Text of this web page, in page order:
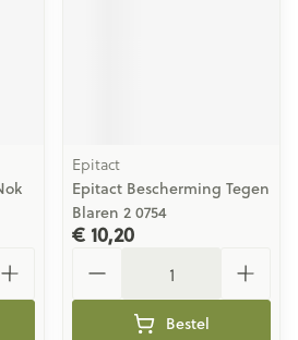
Epitact
Epitact Bescherming Tegen
Blaren 2 0754
€ 10,20
Bestel